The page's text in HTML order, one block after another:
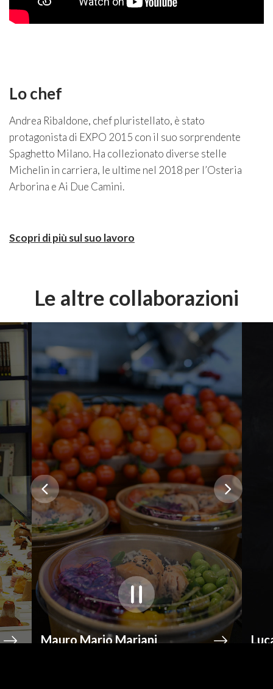
Lo chef
Andrea Ribaldone, chef pluristellato, è stato
protagonista di EXPO 2015 con il suo sorprendente
Spaghetto Milano. Ha collezionato diverse stelle
Michelin in carriera, le ultime nel 2018 per l’Osteria
Arborina e Ai Due Camini.
Scopri di più sul suo lavoro
Le altre collaborazioni
Luca Montersino